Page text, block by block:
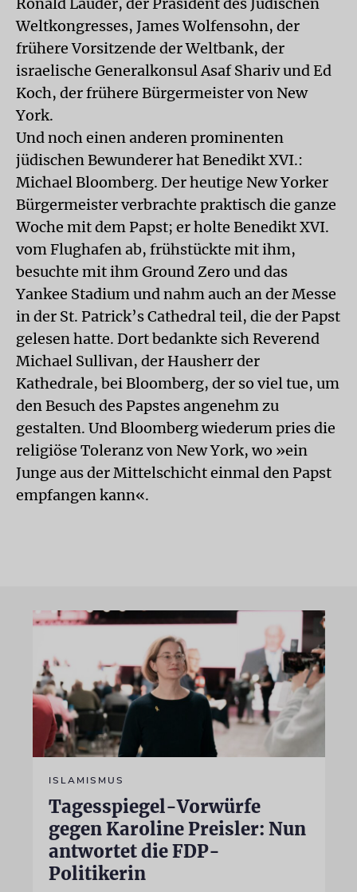
Weltkongresses, James Wolfensohn, der
frühere Vorsitzende der Weltbank, der
israelische Generalkonsul Asaf Shariv und Ed
Koch, der frühere Bürgermeister von New
York.
Und noch einen anderen prominenten
jüdischen Bewunderer hat Benedikt XVI.:
Michael Bloomberg. Der heutige New Yorker
Bürgermeister verbrachte praktisch die ganze
Woche mit dem Papst; er holte Benedikt XVI.
vom Flughafen ab, frühstückte mit ihm,
besuchte mit ihm Ground Zero und das
Yankee Stadium und nahm auch an der Messe
in der St. Patrick’s Cathedral teil, die der Papst
gelesen hatte. Dort bedankte sich Reverend
Michael Sullivan, der Hausherr der
Kathedrale, bei Bloomberg, der so viel tue, um
den Besuch des Papstes angenehm zu
gestalten. Und Bloomberg wiederum pries die
religiöse Toleranz von New York, wo »ein
Junge aus der Mittelschicht einmal den Papst
empfangen kann«.
ISLAMISMUS
Tagesspiegel-Vorwürfe
gegen Karoline Preisler: Nun
antwortet die FDP-
Politikerin